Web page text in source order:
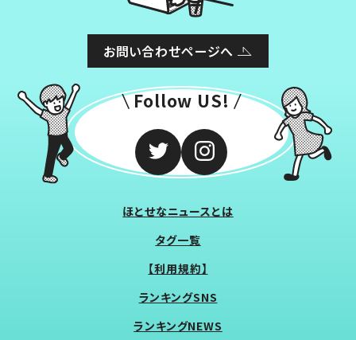
お問い合わせページへ
Follow US!
ほとせなニュースとは
タグ一覧
【利用規約】
ランキングSNS
ランキングNEWS